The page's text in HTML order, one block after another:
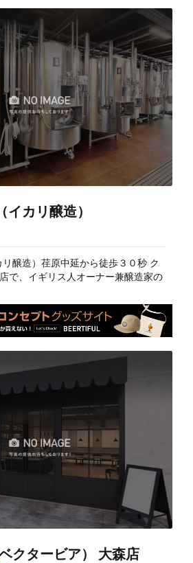
昼飲み可
無料Wi-Fi
ビアソムリエ常駐
予約可
デリバリー可
ブルワリー見学あり
駐車場あり
クレジット利用可
カウンター席あり
座敷あり
イスカレーとおばんざいのお店であ
店します。新鮮なクラフトビールを
く合うフードと一緒にお楽しみでき
ときどきギターなど、個性的なイベ
。
カリ醸造）
醸造）荏原中延から徒歩３０秒 ク
で、イギリス人オーナー兼醸造家の
だわり抜いて造った６種類のエール
美味しいと評判。工房の入り口でビ
売も行なっています。
クタービア） 大森店